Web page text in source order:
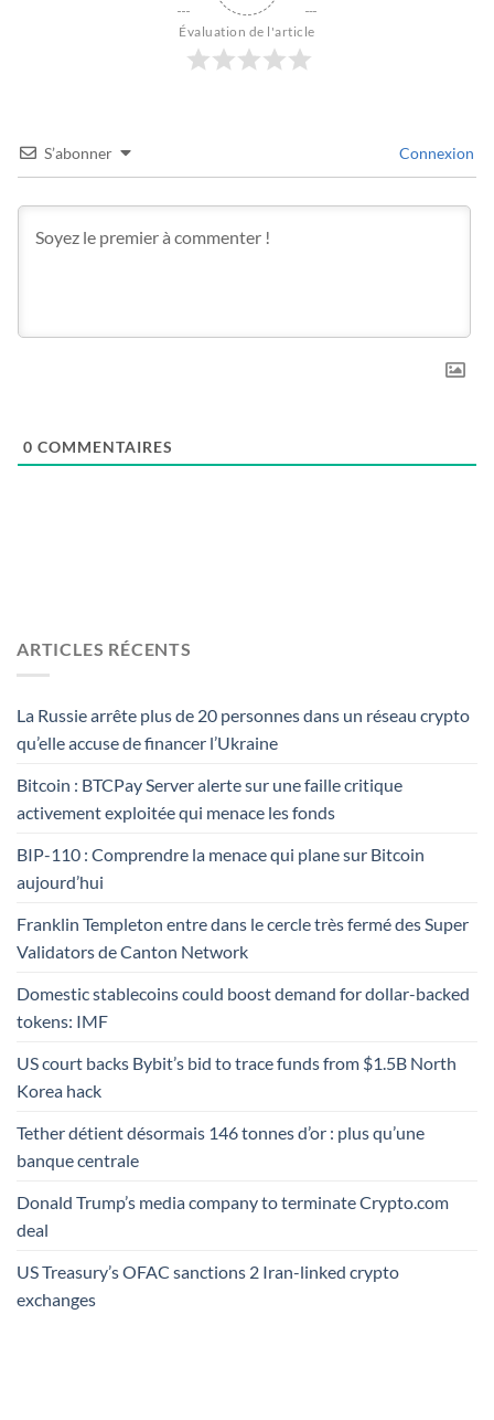
Évaluation de l'article
S’abonner Connexion
0 COMMENTAIRES
ARTICLES RÉCENTS
La Russie arrête plus de 20 personnes dans un réseau crypto
qu’elle accuse de financer l’Ukraine
Bitcoin : BTCPay Server alerte sur une faille critique
activement exploitée qui menace les fonds
BIP-110 : Comprendre la menace qui plane sur Bitcoin
aujourd’hui
Franklin Templeton entre dans le cercle très fermé des Super
Validators de Canton Network
Domestic stablecoins could boost demand for dollar-backed
tokens: IMF
US court backs Bybit’s bid to trace funds from $1.5B North
Korea hack
Tether détient désormais 146 tonnes d’or : plus qu’une
banque centrale
Donald Trump’s media company to terminate Crypto.com
deal
US Treasury’s OFAC sanctions 2 Iran-linked crypto
exchanges